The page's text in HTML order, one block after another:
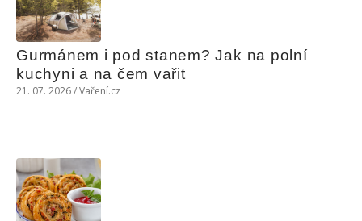
Gurmánem i pod stanem? Jak na polní
kuchyni a na čem vařit
21. 07. 2026 / Vaření.cz